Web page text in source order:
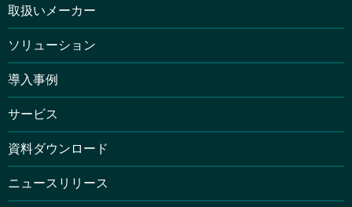
取扱いメーカー
ソリューション
導入事例
サービス
資料ダウンロード
ニュースリリース